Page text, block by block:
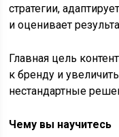
стратегии,
и оценивает
Главная цель
к бренду и
нестандартные
Чему вы научитесь